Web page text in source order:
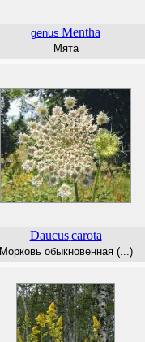
genus Mentha
Мята
Daucus carota
Морковь обыкновенная (...)